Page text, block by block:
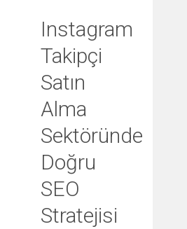
Instagram
Takipçi
Satın
Alma
Sektöründe
Doğru
SEO
Stratejisi